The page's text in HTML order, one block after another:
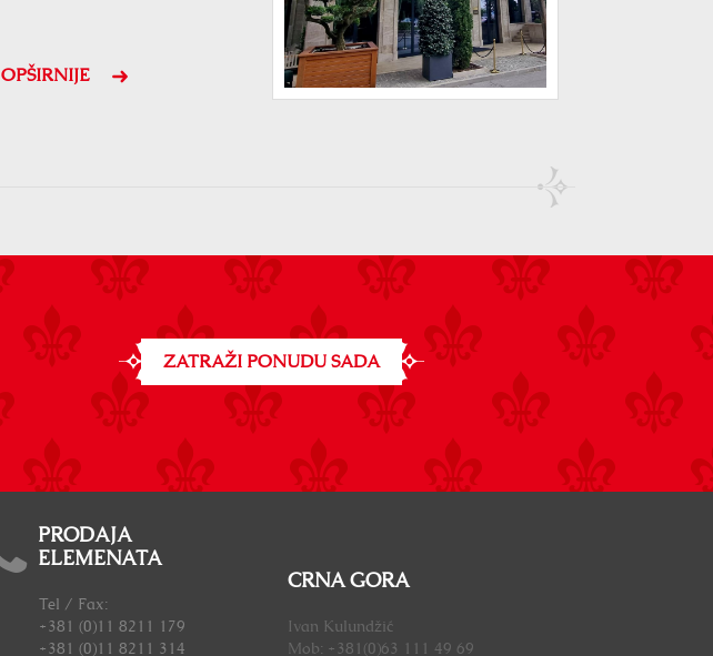
OPŠIRNIJE
ZATRAŽI PONUDU SADA
PRODAJA
ELEMENATA
Tel / Fax:
+381 (0)11 8211 179
+381 (0)11 8211 314
CRNA GORA
Ivan Kulundžić
Mob: +381(0)63 111 49 69